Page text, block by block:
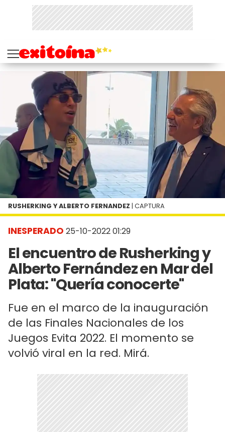
INESPERADO 25-10-2022 01:29
El encuentro de Rusherking y
Alberto Fernández en Mar del
Plata: "Quería conocerte"
Fue en el marco de la inauguración
de las Finales Nacionales de los
Juegos Evita 2022. El momento se
volvió viral en la red. Mirá.
RUSHERKING Y ALBERTO FERNANDEZ | CAPTURA